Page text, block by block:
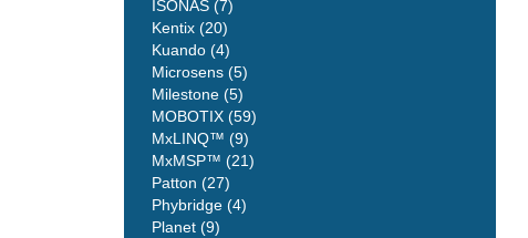
ISONAS (7)
Kentix (20)
Kuando (4)
Microsens (5)
Milestone (5)
MOBOTIX (59)
MxLINQ™ (9)
MxMSP™ (21)
Patton (27)
Phybridge (4)
Planet (9)